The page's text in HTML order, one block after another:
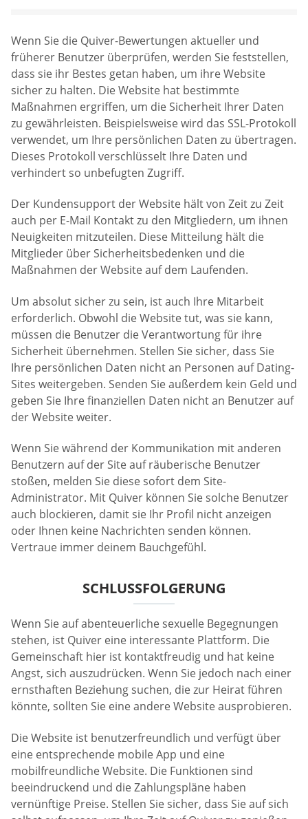
Wenn Sie die Quiver-Bewertungen aktueller und
früherer Benutzer überprüfen, werden Sie feststellen,
dass sie ihr Bestes getan haben, um ihre Website
sicher zu halten. Die Website hat bestimmte
Maßnahmen ergriffen, um die Sicherheit Ihrer Daten
zu gewährleisten. Beispielsweise wird das SSL-Protokoll
verwendet, um Ihre persönlichen Daten zu übertragen.
Dieses Protokoll verschlüsselt Ihre Daten und
verhindert so unbefugten Zugriff.
Der Kundensupport der Website hält von Zeit zu Zeit
auch per E-Mail Kontakt zu den Mitgliedern, um ihnen
Neuigkeiten mitzuteilen. Diese Mitteilung hält die
Mitglieder über Sicherheitsbedenken und die
Maßnahmen der Website auf dem Laufenden.
Um absolut sicher zu sein, ist auch Ihre Mitarbeit
erforderlich. Obwohl die Website tut, was sie kann,
müssen die Benutzer die Verantwortung für ihre
Sicherheit übernehmen. Stellen Sie sicher, dass Sie
Ihre persönlichen Daten nicht an Personen auf Dating-
Sites weitergeben. Senden Sie außerdem kein Geld und
geben Sie Ihre finanziellen Daten nicht an Benutzer auf
der Website weiter.
Wenn Sie während der Kommunikation mit anderen
Benutzern auf der Site auf räuberische Benutzer
stoßen, melden Sie diese sofort dem Site-
Administrator. Mit Quiver können Sie solche Benutzer
auch blockieren, damit sie Ihr Profil nicht anzeigen
oder Ihnen keine Nachrichten senden können.
Vertraue immer deinem Bauchgefühl.
SCHLUSSFOLGERUNG
Wenn Sie auf abenteuerliche sexuelle Begegnungen
stehen, ist Quiver eine interessante Plattform. Die
Gemeinschaft hier ist kontaktfreudig und hat keine
Angst, sich auszudrücken. Wenn Sie jedoch nach einer
ernsthaften Beziehung suchen, die zur Heirat führen
könnte, sollten Sie eine andere Website ausprobieren.
Die Website ist benutzerfreundlich und verfügt über
eine entsprechende mobile App und eine
mobilfreundliche Website. Die Funktionen sind
beeindruckend und die Zahlungspläne haben
vernünftige Preise. Stellen Sie sicher, dass Sie auf sich